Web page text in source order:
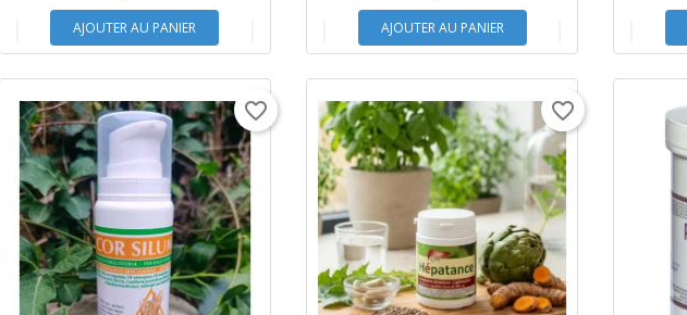
AJOUTER AU PANIER AJOUTER AU PANIER
favorite_border favorite_border